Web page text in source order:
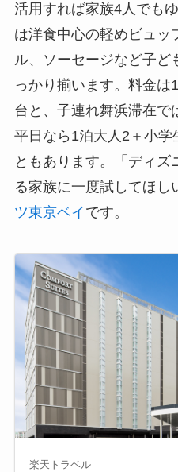
活用すれば家族4人でも
は洋食中心の軽めビュッ
ル、ソーセージなど子ど
っかり揃います。料金は
台と、子連れ舞浜滞在で
平日なら1泊大人2＋小学
ともあります。「ディズ
る家族に一度試してほし
ツ東京ベイ です。
楽天トラベル